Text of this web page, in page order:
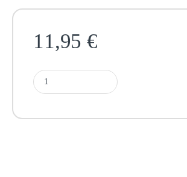
11,95€